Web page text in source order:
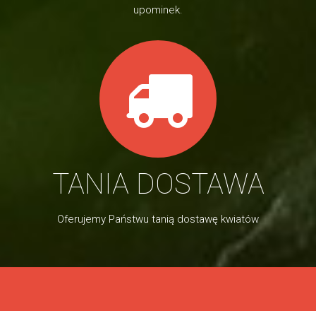
upominek.
TANIA DOSTAWA
Oferujemy Państwu tanią dostawę kwiatów